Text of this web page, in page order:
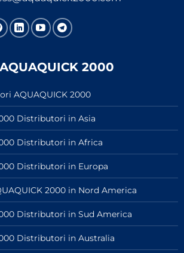
2000
AQUAQUICK 2000
Distributori in Asia
Distributori in Africa
Distributori in Europa
2000 in Nord America
Distributori in Sud America
Distributori in Australia